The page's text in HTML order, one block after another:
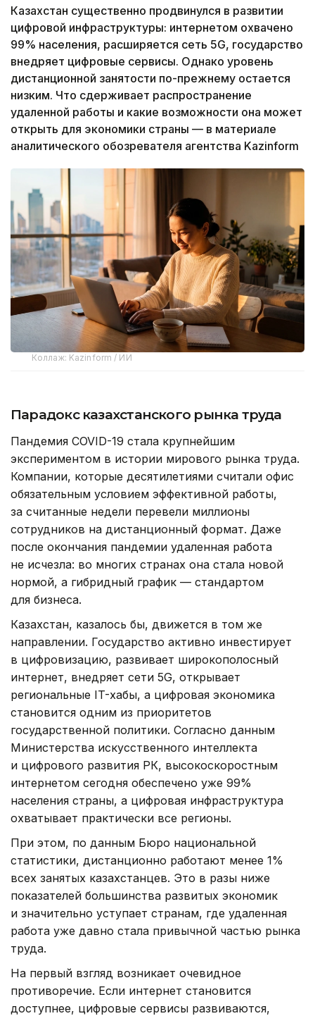
Казахстан существенно продвинулся в развитии
цифровой инфраструктуры: интернетом охвачено
99% населения, расширяется сеть 5G, государство
внедряет цифровые сервисы. Однако уровень
дистанционной занятости по-прежнему остается
низким. Что сдерживает распространение
удаленной работы и какие возможности она может
открыть для экономики страны — в материале
аналитического обозревателя агентства Kazinform
Коллаж: Kazinform / ИИ
Парадокс казахстанского рынка труда
Пандемия COVID-19 стала крупнейшим
экспериментом в истории мирового рынка труда.
Компании, которые десятилетиями считали офис
обязательным условием эффективной работы,
за считанные недели перевели миллионы
сотрудников на дистанционный формат. Даже
после окончания пандемии удаленная работа
не исчезла: во многих странах она стала новой
нормой, а гибридный график — стандартом
для бизнеса.
Казахстан, казалось бы, движется в том же
направлении. Государство активно инвестирует
в цифровизацию, развивает широкополосный
интернет, внедряет сети 5G, открывает
региональные IT-хабы, а цифровая экономика
становится одним из приоритетов
государственной политики. Согласно данным
Министерства искусственного интеллекта
и цифрового развития РК, высокоскоростным
интернетом сегодня обеспечено уже 99%
населения страны, а цифровая инфраструктура
охватывает практически все регионы.
При этом, по данным Бюро национальной
статистики, дистанционно работают менее 1%
всех занятых казахстанцев. Это в разы ниже
показателей большинства развитых экономик
и значительно уступает странам, где удаленная
работа уже давно стала привычной частью рынка
труда.
На первый взгляд возникает очевидное
противоречие. Если интернет становится
доступнее, цифровые сервисы развиваются,